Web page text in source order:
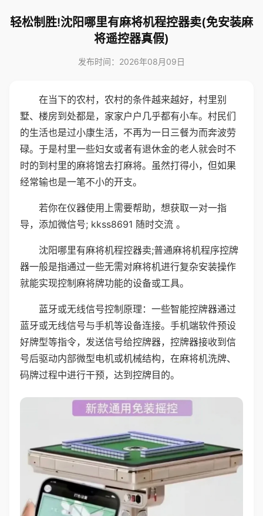
轻松制胜!沈阳哪里有麻将机程控器卖(免安装麻
将遥控器真假)
发布时间：2026年08月09日
在当下的农村，农村的条件越来越好，村里别
墅、楼房到处都是，家家户户几乎都有小车。村民们
的生活也是过小康生活，不再为一日三餐为而奔波劳
碌。于是村里一些妇女或者有退休金的老人就会时不
时的到村里的麻将馆去打麻将。虽然打得小，但如果
经常输也是一笔不小的开支。
若你在仪器使用上需要帮助，想获取一对一指
导，添加微信号; kkss8691 随时交流 。
沈阳哪里有麻将机程控器卖;普通麻将机程序控牌
器一般是指通过一些无需对麻将机进行复杂安装操作
就能实现控制麻将牌功能的设备或工具。
蓝牙或无线信号控制原理：一些智能控牌器通过
蓝牙或无线信号与手机等设备连接。手机端软件预设
好牌型等指令，发送信号给控牌器，控牌器接收到信
号后驱动内部微型电机或机械结构，在麻将机洗牌、
码牌过程中进行干预，达到控牌目的。